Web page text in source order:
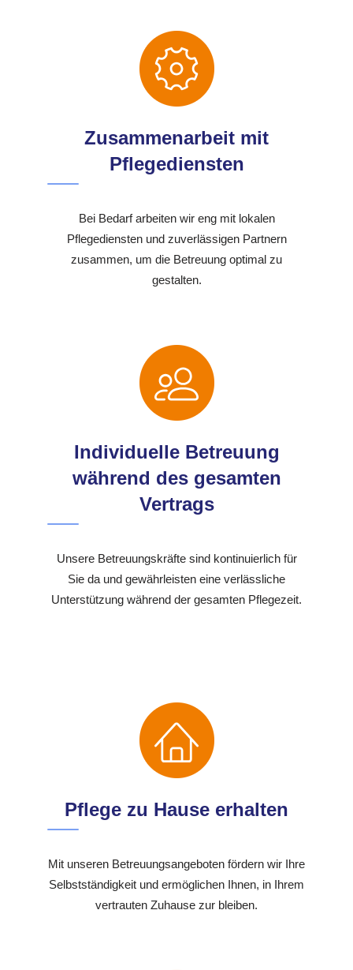
Zusammenarbeit mit
Pflegediensten
Bei Bedarf arbeiten wir eng mit lokalen
Pflegediensten und zuverlässigen Partnern
zusammen, um die Betreuung optimal zu
gestalten.
Individuelle Betreuung
während des gesamten
Vertrags
Unsere Betreuungskräfte sind kontinuierlich für
Sie da und gewährleisten eine verlässliche
Unterstützung während der gesamten Pflegezeit.
Pflege zu Hause erhalten
Mit unseren Betreuungsangeboten fördern wir Ihre
Selbstständigkeit und ermöglichen Ihnen, in Ihrem
vertrauten Zuhause zur bleiben.